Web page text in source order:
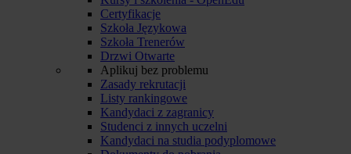
Certyfikacje
Szkoła Językowa
Szkoła Trenerów
Drzwi Otwarte
Aplikuj bez problemu
Zasady rekrutacji
Listy rankingowe
Kandydaci z zagranicy
Studenci z innych uczelni
Kandydaci na studia podyplomowe